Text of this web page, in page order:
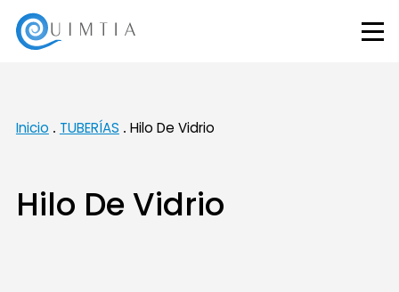
Inicio TUBERÍAS Hilo De Vidrio
Hilo De Vidrio